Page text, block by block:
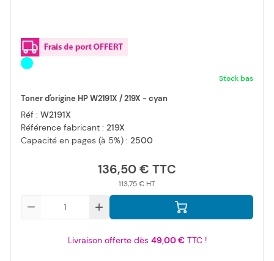
Stock bas
Toner d'origine HP W2191X / 219X - cyan
Réf : W2191X
Référence fabricant : 219X
Capacité en pages (à 5%) : 2500
136,50 €
113,75 €
Livraison offerte dès 49,00 €TTC !